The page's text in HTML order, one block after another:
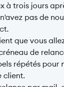
à trois jours
pas de
que vous
de
répétés pour
client.